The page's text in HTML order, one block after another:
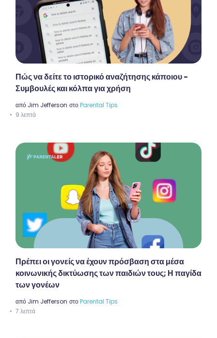
Πώς να δείτε το ιστορικό αναζήτησης κάποιου -
Συμβουλές και κόλπα για χρήση
από Jim Jefferson στοParental Tips
9 λεπτά
Πρέπει οι γονείς να έχουν πρόσβαση στα μέσα
κοινωνικής δικτύωσης των παιδιών τους; Η παγίδα
των γονέων
από Jim Jefferson στοParental Tips
7 λεπτά